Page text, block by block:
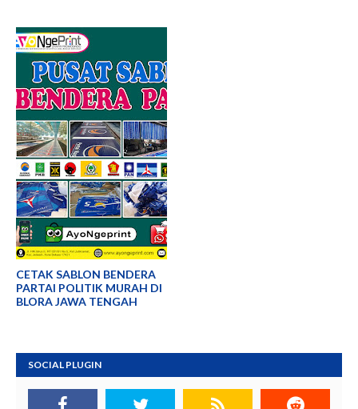
CETAK SABLON BENDERA
PARTAI POLITIK MURAH DI
BLORA JAWA TENGAH
SOCIAL PLUGIN